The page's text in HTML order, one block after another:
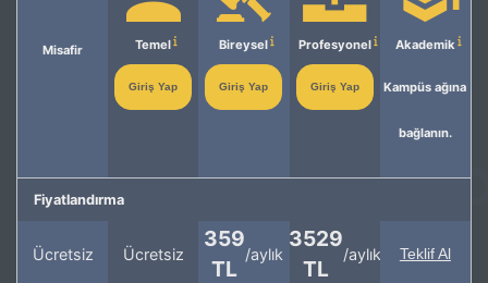
Misafir Temel
Giriş Yap
Bireysel
Giriş Yap
Profesyonel
Giriş Yap
Akademik
Kampüs ağına
bağlanın.
Fiyatlandırma
Ücretsiz Ücretsiz
359
TL
/aylık
3529
TL
/aylık Teklif Al